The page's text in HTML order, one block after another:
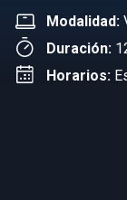
Modalidad:
Duración:
Horarios: